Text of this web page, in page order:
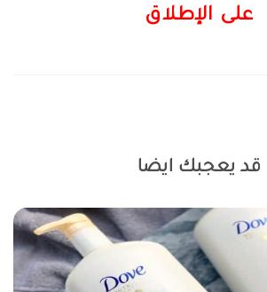
على الإطلاق
قد يعجبك ايضا